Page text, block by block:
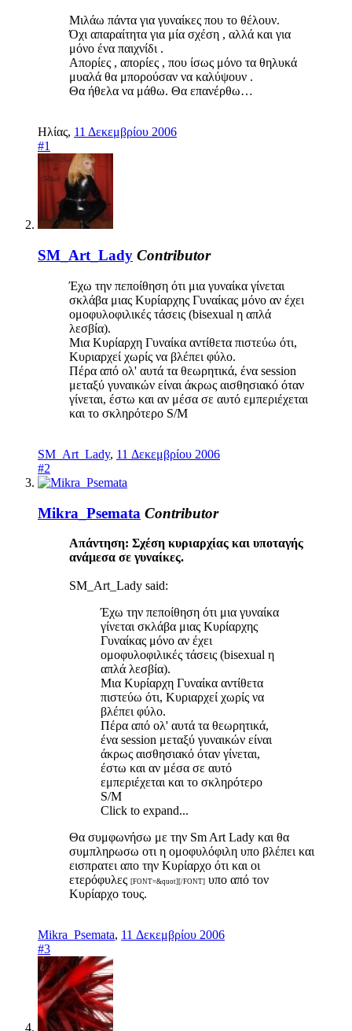
Μιλάω πάντα για γυναίκες που το θέλουν.
Όχι απαραίτητα για μία σχέση , αλλά και για
μόνο ένα παιχνίδι .
Απορίες , απορίες , που ίσως μόνο τα θηλυκά
μυαλά θα μπορούσαν να καλύψουν .
Θα ήθελα να μάθω. Θα επανέρθω…
Ηλίας, 11 Δεκεμβρίου 2006
#1
SM_Art_Lady Contributor
Έχω την πεποίθηση ότι μια γυναίκα γίνεται
σκλάβα μιας Κυρίαρχης Γυναίκας μόνο αν έχει
ομοφυλοφιλικές τάσεις (bisexual η απλά
λεσβία).
Μια Κυρίαρχη Γυναίκα αντίθετα πιστεύω ότι,
Κυριαρχεί χωρίς να βλέπει φύλο.
Πέρα από ολ' αυτά τα θεωρητικά, ένα session
μεταξύ γυναικών είναι άκρως αισθησιακό όταν
γίνεται, έστω και αν μέσα σε αυτό εμπεριέχεται
και το σκληρότερο S/M
SM_Art_Lady, 11 Δεκεμβρίου 2006
#2
Mikra_Psemata Contributor
Απάντηση: Σχέση κυριαρχίας και υποταγής
ανάμεσα σε γυναίκες.
SM_Art_Lady said:
Έχω την πεποίθηση ότι μια γυναίκα
γίνεται σκλάβα μιας Κυρίαρχης
Γυναίκας μόνο αν έχει
ομοφυλοφιλικές τάσεις (bisexual η
απλά λεσβία).
Μια Κυρίαρχη Γυναίκα αντίθετα
πιστεύω ότι, Κυριαρχεί χωρίς να
βλέπει φύλο.
Πέρα από ολ' αυτά τα θεωρητικά,
ένα session μεταξύ γυναικών είναι
άκρως αισθησιακό όταν γίνεται,
έστω και αν μέσα σε αυτό
εμπεριέχεται και το σκληρότερο
S/M
Click to expand...
Θα συμφωνήσω με την Sm Art Lady και θα
συμπληρωσω οτι η ομοφυλόφιλη υπο βλέπει και
εισπρατει απο την Κυρίαρχο ότι και οι
ετερόφυλες [FONT=&quot][/FONT] υπο από τον
Κυρίαρχο τους.
Mikra_Psemata, 11 Δεκεμβρίου 2006
#3